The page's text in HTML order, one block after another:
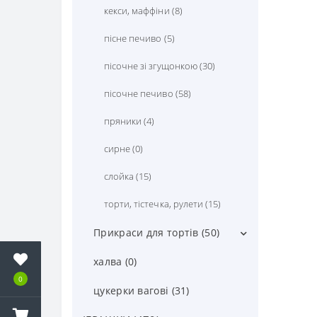
0
кекси, маффіни (8)
пісне печиво (5)
пісочне зі згущонкою (30)
пісочне печиво (58)
пряники (4)
сирне (0)
слойка (15)
торти, тістечка, рулети (15)
Прикраси для тортів (50)
інші прикраси для тортів (15)
желейні кульки (0)
халва (0)
цукерки вагові (31)